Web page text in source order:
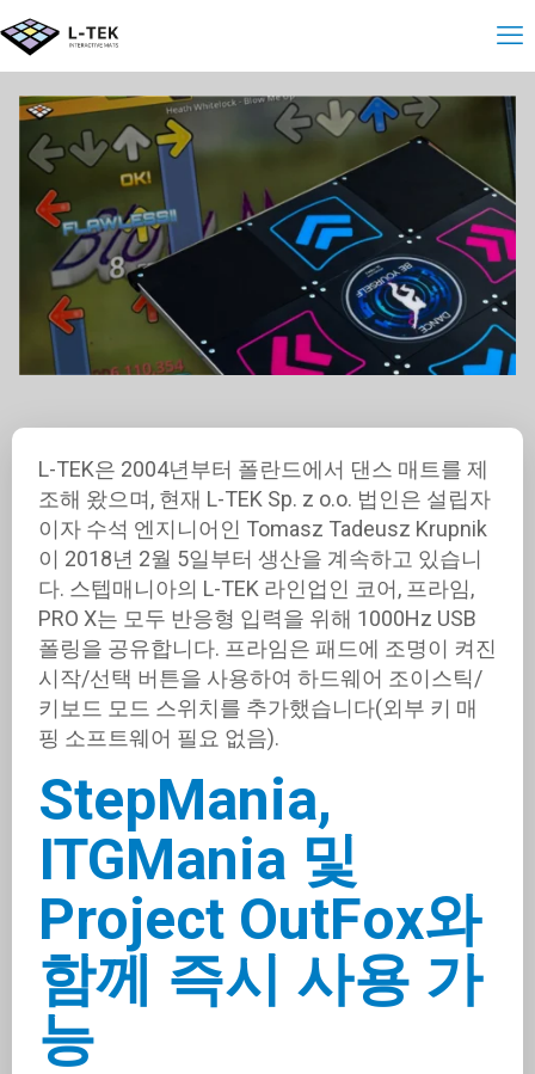
L-TEK은 2004년부터 폴란드에서 댄스 매트를 제
조해 왔으며, 현재 L-TEK Sp. z o.o. 법인은 설립자
이자 수석 엔지니어인 Tomasz Tadeusz Krupnik
이 2018년 2월 5일부터 생산을 계속하고 있습니
다. 스텝매니아의 L-TEK 라인업인 코어, 프라임,
PRO X는 모두 반응형 입력을 위해 1000Hz USB
폴링을 공유합니다. 프라임은 패드에 조명이 켜진
시작/선택 버튼을 사용하여 하드웨어 조이스틱/
키보드 모드 스위치를 추가했습니다(외부 키 매
핑 소프트웨어 필요 없음).
StepMania,
ITGMania 및
Project OutFox와
함께 즉시 사용 가
능